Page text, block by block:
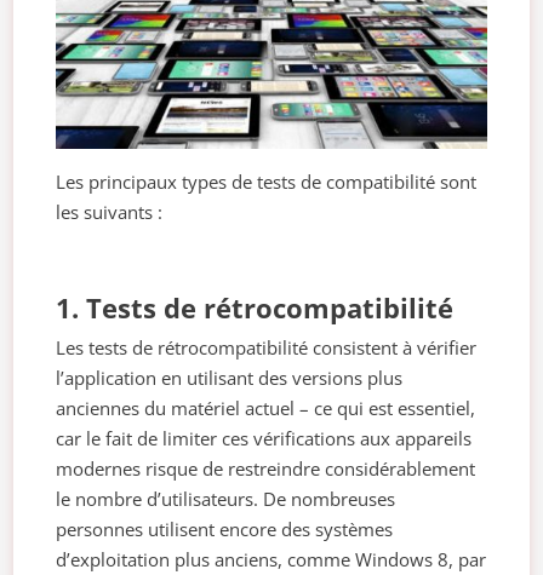
Les principaux types de tests de compatibilité sont
les suivants :
1. Tests de rétrocompatibilité
Les tests de rétrocompatibilité consistent à vérifier
l’application en utilisant des versions plus
anciennes du matériel actuel – ce qui est essentiel,
car le fait de limiter ces vérifications aux appareils
modernes risque de restreindre considérablement
le nombre d’utilisateurs. De nombreuses
personnes utilisent encore des systèmes
d’exploitation plus anciens, comme Windows 8, par